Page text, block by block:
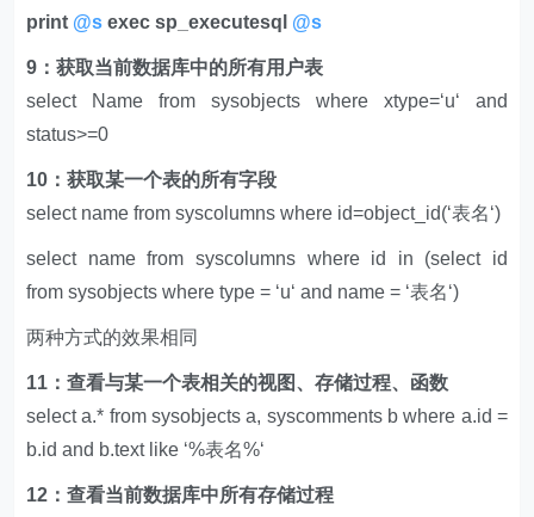
print @s exec sp_executesql @s
9：获取当前数据库中的所有用户表
select Name from sysobjects where xtype=‘u‘ and
status>=0
10：获取某一个表的所有字段
select name from syscolumns where id=object_id(‘表名‘)
select name from syscolumns where id in (select id
from sysobjects where type = ‘u‘ and name = ‘表名‘)
两种方式的效果相同
11：查看与某一个表相关的视图、存储过程、函数
select a.* from sysobjects a, syscomments b where a.id =
b.id and b.text like ‘%表名%‘
12：查看当前数据库中所有存储过程